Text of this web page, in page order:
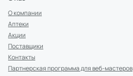
О компании
Аптеки
Акции
Поставщики
Контакты
Партнерская программа для веб-мастеров